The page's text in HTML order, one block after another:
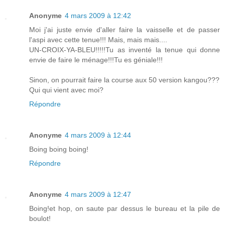
Anonyme 4 mars 2009 à 12:42
Moi j'ai juste envie d'aller faire la vaisselle et de passer
l'aspi avec cette tenue!!! Mais, mais mais....
UN-CROIX-YA-BLEU!!!!!Tu as inventé la tenue qui donne
envie de faire le ménage!!!Tu es géniale!!!
Sinon, on pourrait faire la course aux 50 version kangou???
Qui qui vient avec moi?
Répondre
Anonyme 4 mars 2009 à 12:44
Boing boing boing!
Répondre
Anonyme 4 mars 2009 à 12:47
Boing!et hop, on saute par dessus le bureau et la pile de
boulot!